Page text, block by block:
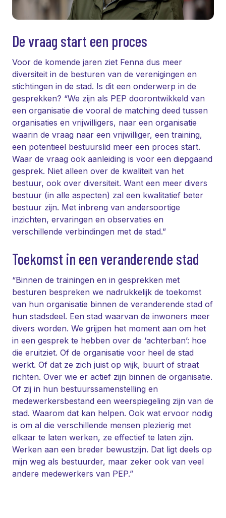
De vraag start een proces
Voor de komende jaren ziet Fenna dus meer
diversiteit in de besturen van de verenigingen en
stichtingen in de stad. Is dit een onderwerp in de
gesprekken? “We zijn als PEP doorontwikkeld van
een organisatie die vooral de matching deed tussen
organisaties en vrijwilligers, naar een organisatie
waarin de vraag naar een vrijwilliger, een training,
een potentieel bestuurslid meer een proces start.
Waar de vraag ook aanleiding is voor een diepgaand
gesprek. Niet alleen over de kwaliteit van het
bestuur, ook over diversiteit. Want een meer divers
bestuur (in alle aspecten) zal een kwalitatief beter
bestuur zijn. Met inbreng van andersoortige
inzichten, ervaringen en observaties en
verschillende verbindingen met de stad.”
Toekomst in een veranderende stad
“Binnen de trainingen en in gesprekken met
besturen bespreken we nadrukkelijk de toekomst
van hun organisatie binnen de veranderende stad of
hun stadsdeel. Een stad waarvan de inwoners meer
divers worden. We grijpen het moment aan om het
in een gesprek te hebben over de ‘achterban’: hoe
die eruitziet. Of de organisatie voor heel de stad
werkt. Of dat ze zich juist op wijk, buurt of straat
richten. Over wie er actief zijn binnen de organisatie.
Of zij in hun bestuurssamenstelling en
medewerkersbestand een weerspiegeling zijn van de
stad. Waarom dat kan helpen. Ook wat ervoor nodig
is om al die verschillende mensen plezierig met
elkaar te laten werken, ze effectief te laten zijn.
Werken aan een breder bewustzijn. Dat ligt deels op
mijn weg als bestuurder, maar zeker ook van veel
andere medewerkers van PEP.”